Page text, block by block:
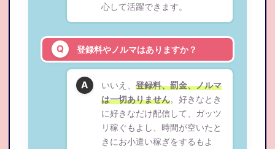
心して活躍できます。
登録料やノルマはありますか？
いいえ、登録料、罰金、ノルマ
は一切ありません。好きなとき
に好きなだけ配信して、ガッツ
リ稼ぐもよし、時間が空いたと
きにお小遣い稼ぎをするもよ